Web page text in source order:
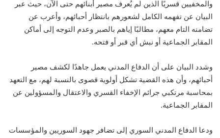
والمخفيين قسريًا الذين لم يُعرف مصير أبنائهم حتى الآن، حيث عبر
البيان عن تفهمه الكامل لشعورهم بانتظار أحبائهم، وأعرب عن
تضامنه التام معهم، مطالبًا إياهم بالصبر وعدم التوجه إلى أماكن
المقابر الجماعية أو نبش أي قبر أو فتحه.
وشدد البيان على أن الدفاع المدني يعمل جاهدًا لكشف مصير
أحبائهم، وأن هذه القضية تشكل أولوية قصوى بالنسبة لهم، مع التعهد
بمحاسبة مرتكبي جرائم الإخفاء القسري والاعتقال والمسؤولين عن
المقابر الجماعية.
ودعا الدفاع المدني السوري إلى تضافر جهود السوريين والمؤسسات